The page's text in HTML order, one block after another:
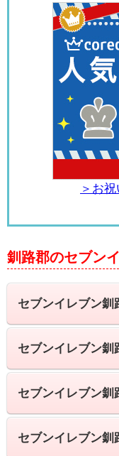
＞お
釧路郡のセブン
セブンイレブン釧
セブンイレブン釧
セブンイレブン釧
セブンイレブン釧